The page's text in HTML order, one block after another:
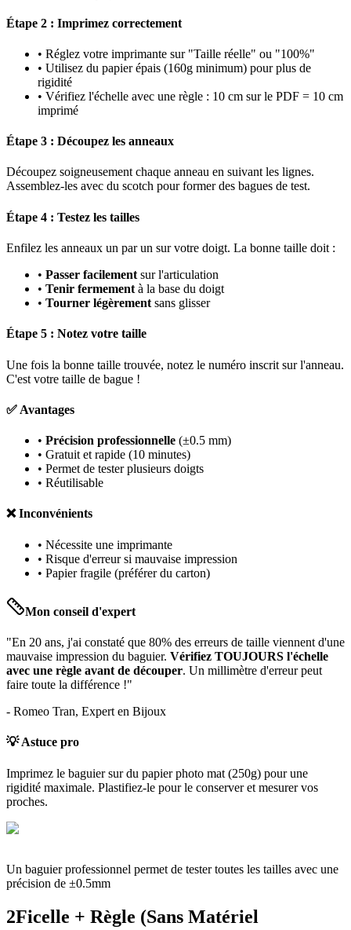
Étape 2 : Imprimez correctement
• Réglez votre imprimante sur "Taille réelle" ou "100%"
• Utilisez du papier épais (160g minimum) pour plus de
rigidité
• Vérifiez l'échelle avec une règle : 10 cm sur le PDF = 10 cm
imprimé
Étape 3 : Découpez les anneaux
Découpez soigneusement chaque anneau en suivant les lignes.
Assemblez-les avec du scotch pour former des bagues de test.
Étape 4 : Testez les tailles
Enfilez les anneaux un par un sur votre doigt. La bonne taille doit :
• Passer facilement sur l'articulation
• Tenir fermement à la base du doigt
• Tourner légèrement sans glisser
Étape 5 : Notez votre taille
Une fois la bonne taille trouvée, notez le numéro inscrit sur l'anneau.
C'est votre taille de bague !
✅ Avantages
• Précision professionnelle (±0.5 mm)
• Gratuit et rapide (10 minutes)
• Permet de tester plusieurs doigts
• Réutilisable
❌ Inconvénients
• Nécessite une imprimante
• Risque d'erreur si mauvaise impression
• Papier fragile (préférer du carton)
Mon conseil d'expert
"En 20 ans, j'ai constaté que 80% des erreurs de taille viennent d'une
mauvaise impression du baguier. Vérifiez TOUJOURS l'échelle
avec une règle avant de découper. Un millimètre d'erreur peut
faire toute la différence !"
- Romeo Tran, Expert en Bijoux
💡 Astuce pro
Imprimez le baguier sur du papier photo mat (250g) pour une
rigidité maximale. Plastifiez-le pour le conserver et mesurer vos
proches.
Un baguier professionnel permet de tester toutes les tailles avec une
précision de ±0.5mm
2Ficelle + Règle (Sans Matériel